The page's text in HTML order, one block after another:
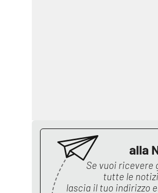
alla
Se vuoi
tutte le
lascia il tuo indirizzo